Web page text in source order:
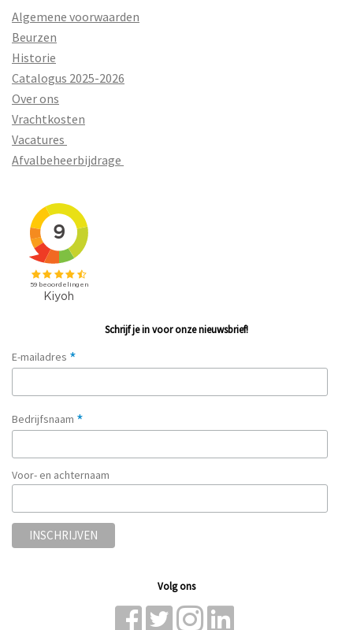
Algemene voorwaarden
Beurzen
Historie
Catalogus 2025-2026
Over ons
Vrachtkosten
Vacatures
Afvalbeheerbijdrage
Schrijf je in voor onze nieuwsbrief!
E-mailadres *
Bedrijfsnaam *
Voor- en achternaam
Volg ons